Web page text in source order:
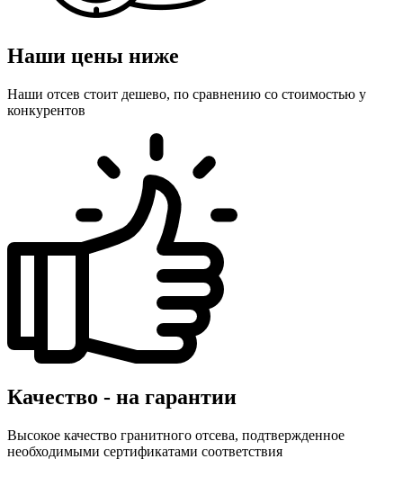
Наши цены ниже
Наши отсев стоит дешево, по сравнению со стоимостью у
конкурентов
Качество - на гарантии
Высокое качество гранитного отсева, подтвержденное
необходимыми сертификатами соответствия